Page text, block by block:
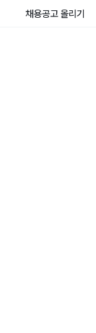
채용공고 올리기